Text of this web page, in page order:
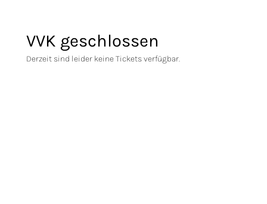
VVK geschlossen
Derzeit sind leider keine Tickets verfügbar.